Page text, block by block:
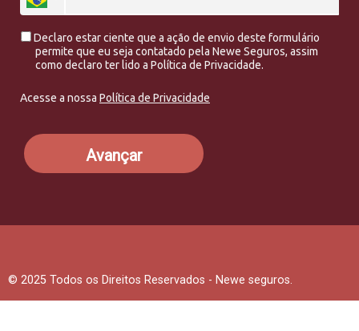
Declaro estar ciente que a ação de envio deste formulário
permite que eu seja contatado pela Newe Seguros, assim
como declaro ter lido a Política de Privacidade.
Acesse a nossa Política de Privacidade
Avançar
© 2025 Todos os Direitos Reservados - Newe seguros.